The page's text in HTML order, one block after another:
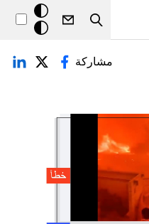
Search
خلفيّة
داكنة
مشاركة